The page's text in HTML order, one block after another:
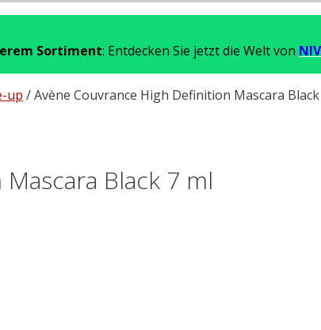
Sortiment: Entdecken Sie jetzt die Welt von
up / Avène Couvrance High Definition Mascara
Black 7 ml